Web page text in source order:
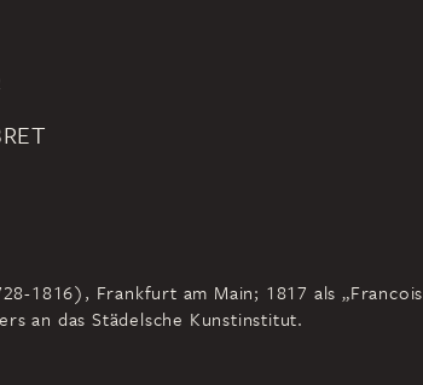
1816), Frankfurt am Main; 1817 als „Francois
an das Städelsche Kunstinstitut.